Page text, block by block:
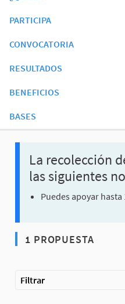
PARTICIPA
CONVOCATORIA
RESULTADOS
BENEFICIOS
BASES
La recolección
las siguientes
Puedes apoyar
1 PROPUESTA
Filtrar